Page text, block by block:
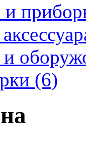
и
(6)